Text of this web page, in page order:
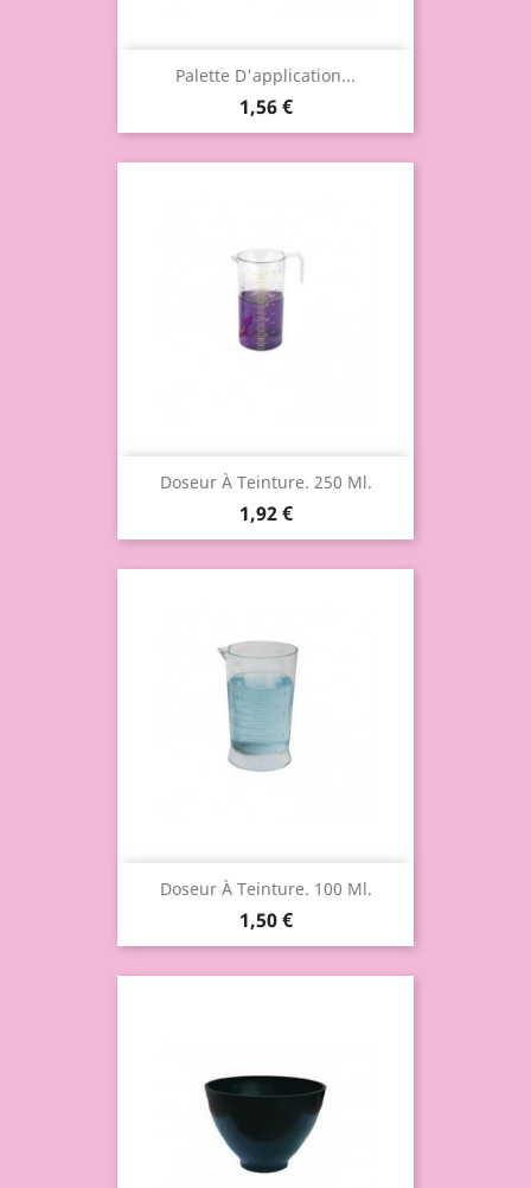
Palette D'application...
1,56 €
Doseur À Teinture. 250 Ml.
1,92 €
Doseur À Teinture. 100 Ml.
1,50 €